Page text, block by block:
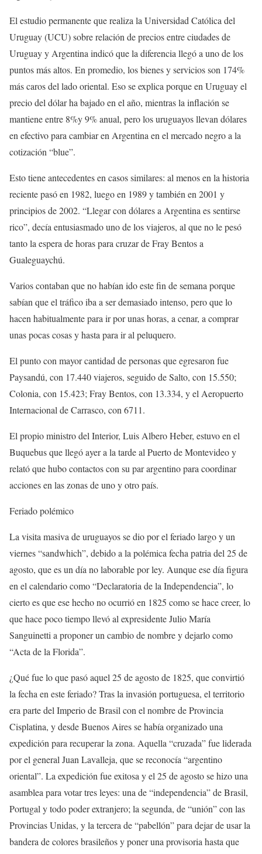
El estudio permanente que realiza la Universidad Católica del
Uruguay (UCU) sobre relación de precios entre ciudades de
Uruguay y Argentina indicó que la diferencia llegó a uno de los
puntos más altos. En promedio, los bienes y servicios son 174%
más caros del lado oriental. Eso se explica porque en Uruguay el
precio del dólar ha bajado en el año, mientras la inflación se
mantiene entre 8%y 9% anual, pero los uruguayos llevan dólares
en efectivo para cambiar en Argentina en el mercado negro a la
cotización “blue”.
Esto tiene antecedentes en casos similares: al menos en la historia
reciente pasó en 1982, luego en 1989 y también en 2001 y
principios de 2002. “Llegar con dólares a Argentina es sentirse
rico”, decía entusiasmado uno de los viajeros, al que no le pesó
tanto la espera de horas para cruzar de Fray Bentos a
Gualeguaychú.
Varios contaban que no habían ido este fin de semana porque
sabían que el tráfico iba a ser demasiado intenso, pero que lo
hacen habitualmente para ir por unas horas, a cenar, a comprar
unas pocas cosas y hasta para ir al peluquero.
El punto con mayor cantidad de personas que egresaron fue
Paysandú, con 17.440 viajeros, seguido de Salto, con 15.550;
Colonia, con 15.423; Fray Bentos, con 13.334, y el Aeropuerto
Internacional de Carrasco, con 6711.
El propio ministro del Interior, Luis Albero Heber, estuvo en el
Buquebus que llegó ayer a la tarde al Puerto de Montevideo y
relató que hubo contactos con su par argentino para coordinar
acciones en las zonas de uno y otro país.
Feriado polémico
La visita masiva de uruguayos se dio por el feriado largo y un
viernes “sandwhich”, debido a la polémica fecha patria del 25 de
agosto, que es un día no laborable por ley. Aunque ese día figura
en el calendario como “Declaratoria de la Independencia”, lo
cierto es que ese hecho no ocurrió en 1825 como se hace creer, lo
que hace poco tiempo llevó al expresidente Julio María
Sanguinetti a proponer un cambio de nombre y dejarlo como
“Acta de la Florida”.
¿Qué fue lo que pasó aquel 25 de agosto de 1825, que convirtió
la fecha en este feriado? Tras la invasión portuguesa, el territorio
era parte del Imperio de Brasil con el nombre de Provincia
Cisplatina, y desde Buenos Aires se había organizado una
expedición para recuperar la zona. Aquella “cruzada” fue liderada
por el general Juan Lavalleja, que se reconocía “argentino
oriental”. La expedición fue exitosa y el 25 de agosto se hizo una
asamblea para votar tres leyes: una de “independencia” de Brasil,
Portugal y todo poder extranjero; la segunda, de “unión” con las
Provincias Unidas, y la tercera de “pabellón” para dejar de usar la
bandera de colores brasileños y poner una provisoria hasta que